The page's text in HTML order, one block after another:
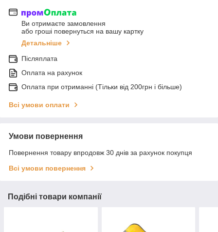
Ви отримаєте замовлення
або гроші повернуться на вашу картку
Детальніше
Післяплата
Оплата на рахунок
Оплата при отриманні (Тільки від 200грн і більше)
Всі умови оплати
Умови повернення
Повернення товару впродовж 30 днів за рахунок покупця
Всі умови повернення
Подібні товари компанії